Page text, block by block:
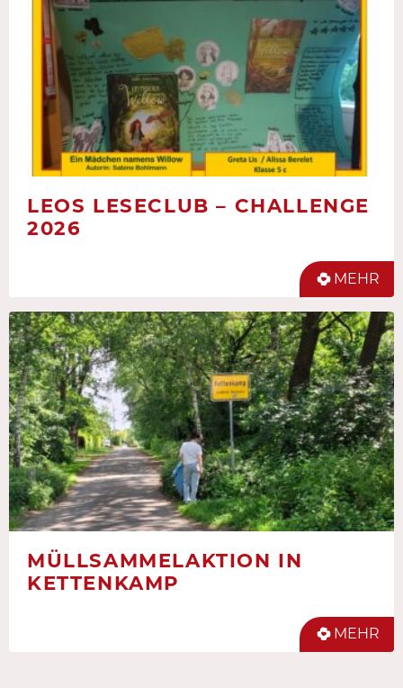
LEOS LESECLUB – CHALLENGE
2026
MEHR
MÜLLSAMMELAKTION IN
KETTENKAMP
MEHR